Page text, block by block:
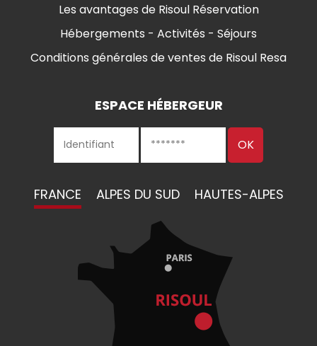
Les avantages de Risoul Réservation
Hébergements - Activités - Séjours
Conditions générales de ventes de Risoul Resa
ESPACE HÉBERGEUR
FRANCE ALPES DU SUD HAUTES-ALPES